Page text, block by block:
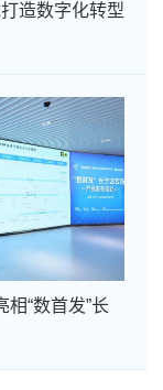
造数字化转型
“数首发”长